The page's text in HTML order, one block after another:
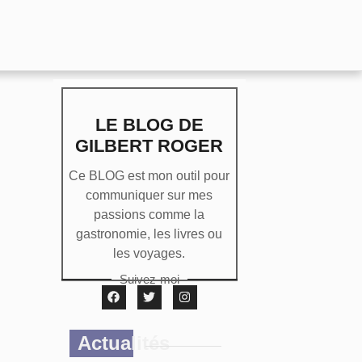
LE BLOG DE
GILBERT ROGER
Ce BLOG est mon outil pour
communiquer sur mes
passions comme la
gastronomie, les livres ou
les voyages.
Suivez-moi
Actualités